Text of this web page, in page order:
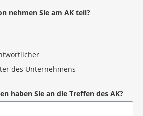
nehmen Sie am AK teil?
des Unternehmens
haben Sie an die Treffen des AK?